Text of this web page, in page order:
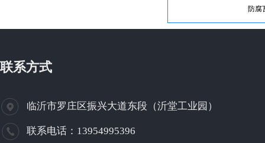
防腐
联系方式
临沂市罗庄区振兴大道东段（沂堂工业园）
联系电话：13954995396